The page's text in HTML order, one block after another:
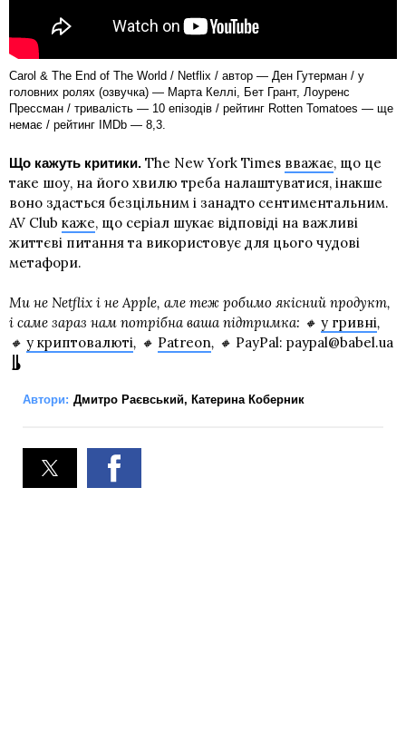
Carol & The End of The World / Netflix / автор — Ден Гутерман / у
головних ролях (озвучка) — Марта Келлі, Бет Грант, Лоуренс
Прессман / тривалість — 10 епізодів / рейтинг Rotten Tomatoes — ще
немає / рейтинг IMDb — 8,3.
Що кажуть критики. The New York Times вважає, що це
таке шоу, на його хвилю треба налаштуватися, інакше
воно здасться безцільним і занадто сентиментальним.
AV Club каже, що серіал шукає відповіді на важливі
життєві питання та використовує для цього чудові
метафори.
Ми не Netflix і не Apple, але теж робимо якісний продукт,
і саме зараз нам потрібна ваша підтримка: 🔸 у гривні,
🔸 у криптовалюті, 🔸 Patreon, 🔸 PayPal: paypal@babel.ua
Автори: Дмитро Раєвський, Катерина Коберник